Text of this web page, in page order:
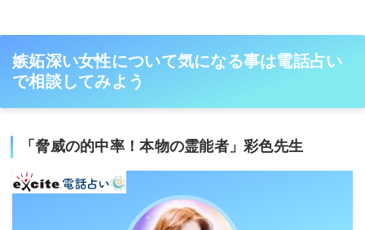
嫉妬深い女性について気になる事は電話占い
で相談してみよう
「脅威の的中率！本物の霊能者」彩色先生